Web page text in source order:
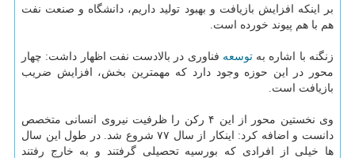
بر اینکه افزایش بازیافت و بهبود تولید داریم، دانشگاه و صنعت نفت
هم با هم پیوند خورده است.
زنگنه با اشاره بهتوسعه فناوری در بالادست نفت اظهار داشت: چهار
محور در این حوزه وجود دارد که مهمترین بخش، افزایش ضریب
بازیافت است.
وی نخستین محور از این ۴ رکن را ظرفیت نیروی انسانی متخصص
دانست و اضافه کرد: اینکار از سال ۷۷ شروع شد. در طول این سال
ها خیلی از افرادی که بورسیه تحصیلی گرفتند و به خارج رفتند